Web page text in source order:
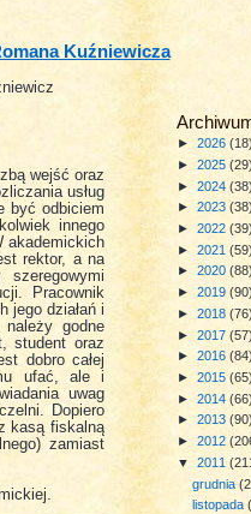
Kuźniewicza
► 2026 (18)
► 2025 (29)
► 2024 (38)
► 2023 (38)
► 2022 (39)
► 2021 (59)
► 2020 (88)
► 2019 (90)
► 2018 (76)
► 2017 (57)
► 2016 (84)
► 2015 (65)
► 2014 (66)
► 2013 (90)
► 2012
▼ 2011
grudnia
listopada
wejść oraz
usług
być odbiciem
innego
akademickich
rektor, a na
Pracownik
jego działań i
godne
student oraz
dobro całej
ufać, ale i
uwag
Dopiero
kasą fiskalną
zamiast